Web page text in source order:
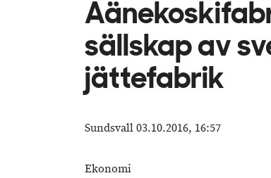
sällskap av
jättefabrik
Sundsvall 03.10.2016, 16:57
Ekonomi